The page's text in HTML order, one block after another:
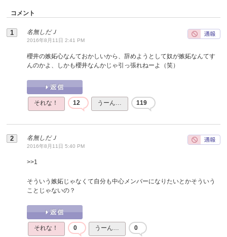
コメント
名無しだＪ
2016年8月11日 2:41 PM
櫻井の嫉妬心なんておかしいから、辞めようとして奴が嫉妬なんてす
んのかよ、しかも櫻井なんかじゃ引っ張れねーよ（笑）
それな！ 12 うーん… 119
名無しだＪ
2016年8月11日 5:40 PM
>>1
そういう嫉妬じゃなくて自分も中心メンバーになりたいとかそういう
ことじゃないの？
それな！ 0 うーん… 0